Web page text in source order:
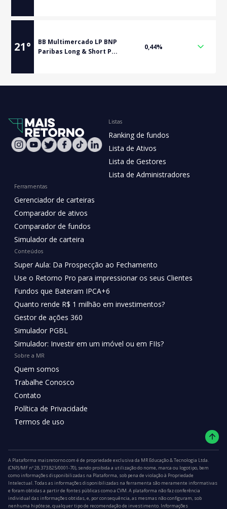
21°
BB Multimercado LP BNP
Paribas Long & Short P...
0,44%
Listas
Ranking de fundos
Lista de Ativos
Lista de Gestores
Lista de Administradores
Ferramentas
Gerenciador de carteiras
Comparador de ativos
Comparador de fundos
Simulador de carteira
Conteúdos
Super Aula: Da Prospecção ao Fechamento
Use o Retorno Pro para impressionar os seus Clientes
Fundos que Bateram IPCA+6
Quanto rende R$ 1 milhão em investimentos?
Gestor de ações 360
Simulador PGBL
Simulador: Investir em um imóvel ou em FIIs?
Sobre a MR
Quem somos
Trabalhe Conosco
Contato
Política de Privacidade
Termos de uso
A Plataforma maisretorno.com é de propriedade exclusiva da MR Educação & Tecnologia Ltda.
(CNPJ/MF nº 28.373.825/0001-70), sendo proibida a utilização do nome, marca ou logotipo, bem
como informações disponibilizadas na Plataforma, sob pena de violação à Propriedade
Intelectual. Todas as informações disponibilizadas na ferramenta são meramente informativas
e foram obtidas a partir de fontes públicas como a CVM. A plataforma não faz conferência
individual das informações obtidas, e, por consequência, as mesmas não configuram, sob
nenhuma hipótese, qualquer tipo de recomendação de investimento. Informações